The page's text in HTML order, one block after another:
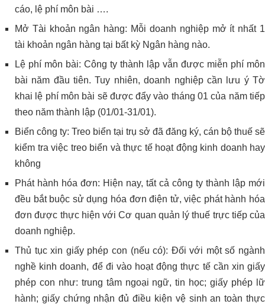
cáo, lệ phí môn bài ….
Mở Tài khoản ngân hàng: Mỗi doanh nghiệp mở ít nhất 1
tài khoản ngân hàng tại bất kỳ Ngân hàng nào.
Lệ phí môn bài: Công ty thành lập vẫn được miễn phí môn
bài năm đầu tiên. Tuy nhiên, doanh nghiệp cần lưu ý Tờ
khai lệ phí môn bài sẽ được đẩy vào tháng 01 của năm tiếp
theo năm thành lập (01/01-31/01).
Biển công ty: Treo biển tại trụ sở đã đăng ký, cán bộ thuế sẽ
kiểm tra việc treo biển và thực tế hoạt động kinh doanh hay
không
Phát hành hóa đơn: Hiện nay, tất cả công ty thành lập mới
đều bắt buộc sử dụng hóa đơn điện tử, việc phát hành hóa
đơn được thực hiện với Cơ quan quản lý thuế trực tiếp của
doanh nghiệp.
Thủ tục xin giấy phép con (nếu có): Đối với một số ngành
nghề kinh doanh, để đi vào hoạt động thực tế cần xin giấy
phép con như: trung tâm ngoại ngữ, tin học; giấy phép lữ
hành; giấy chứng nhận đủ điều kiện vệ sinh an toàn thực